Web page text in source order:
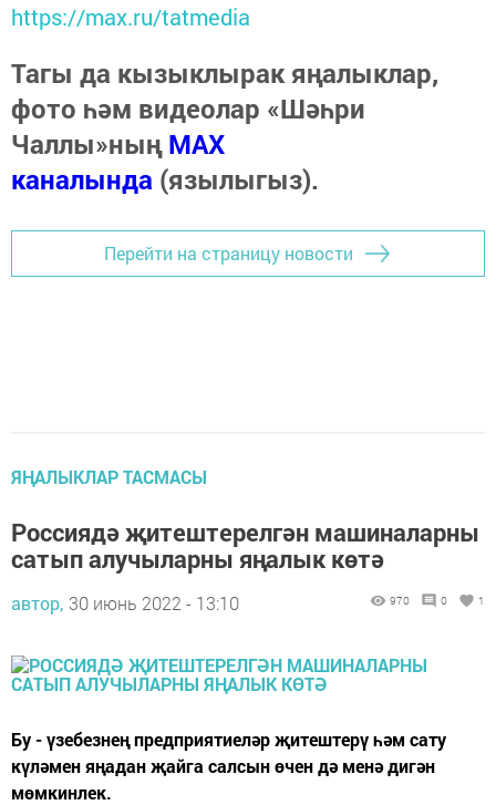
https://max.ru/tatmedia
Тагы да кызыклырак яңалыклар,
фото һәм видеолар «Шәһри
Чаллы»ныңMAX
каналында (язылыгыз).
Перейти на страницу новости
ЯҢАЛЫКЛАР ТАСМАСЫ
Россиядә җитештерелгән машиналарны
сатып алучыларны яңалык көтә
автор, 30 июнь 2022 - 13:10 970 0 1
Бу - үзебезнең предприятиеләр җитештерү һәм сату
күләмен яңадан җайга салсын өчен дә менә дигән
мөмкинлек.